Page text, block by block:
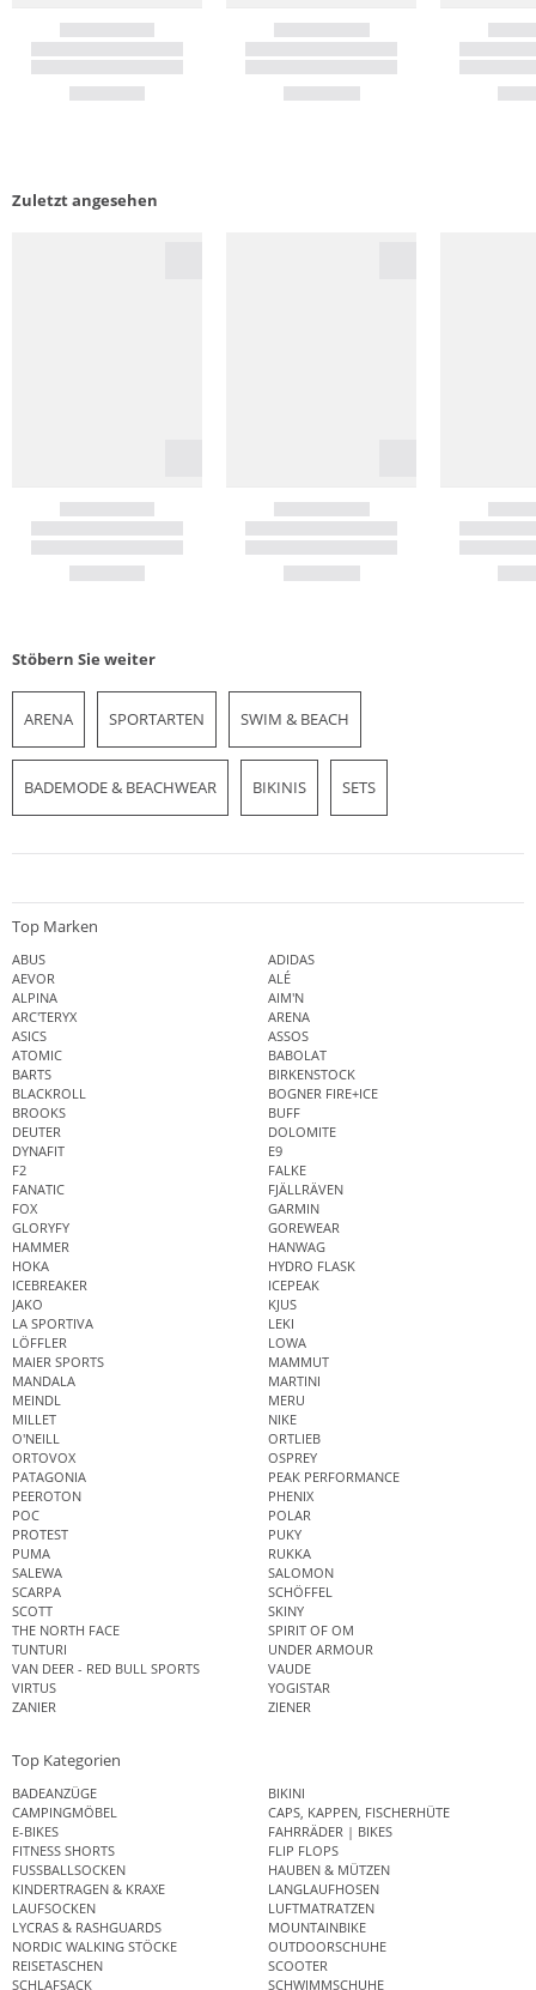
Zuletzt angesehen
Stöbern Sie weiter
ARENA SPORTARTEN SWIM & BEACH
BADEMODE & BEACHWEAR BIKINIS SETS
Top Marken
ABUS
ADIDAS
AEVOR
ALÉ
ALPINA
AIM'N
ARC'TERYX
ARENA
ASICS
ASSOS
ATOMIC
BABOLAT
BARTS
BIRKENSTOCK
BLACKROLL
BOGNER FIRE+ICE
BROOKS
BUFF
DEUTER
DOLOMITE
DYNAFIT
E9
F2
FALKE
FANATIC
FJÄLLRÄVEN
FOX
GARMIN
GLORYFY
GOREWEAR
HAMMER
HANWAG
HOKA
HYDRO FLASK
ICEBREAKER
ICEPEAK
JAKO
KJUS
LA SPORTIVA
LEKI
LÖFFLER
LOWA
MAIER SPORTS
MAMMUT
MANDALA
MARTINI
MEINDL
MERU
MILLET
NIKE
O'NEILL
ORTLIEB
ORTOVOX
OSPREY
PATAGONIA
PEAK PERFORMANCE
PEEROTON
PHENIX
POC
POLAR
PROTEST
PUKY
PUMA
RUKKA
SALEWA
SALOMON
SCARPA
SCHÖFFEL
SCOTT
SKINY
THE NORTH FACE
SPIRIT OF OM
TUNTURI
UNDER ARMOUR
VAN DEER - RED BULL SPORTS
VAUDE
VIRTUS
YOGISTAR
ZANIER
ZIENER
Top Kategorien
BADEANZÜGE
BIKINI
CAMPINGMÖBEL
CAPS, KAPPEN, FISCHERHÜTE
E-BIKES
FAHRRÄDER | BIKES
FITNESS SHORTS
FLIP FLOPS
FUSSBALLSOCKEN
HAUBEN & MÜTZEN
KINDERTRAGEN & KRAXE
LANGLAUFHOSEN
LAUFSOCKEN
LUFTMATRATZEN
LYCRAS & RASHGUARDS
MOUNTAINBIKE
NORDIC WALKING STÖCKE
OUTDOORSCHUHE
REISETASCHEN
SCOOTER
SCHLAFSACK
SCHWIMMSCHUHE